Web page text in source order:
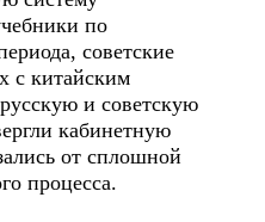
по
советские
с китайским
и советскую
кабинетную
от сплошной
процесса.